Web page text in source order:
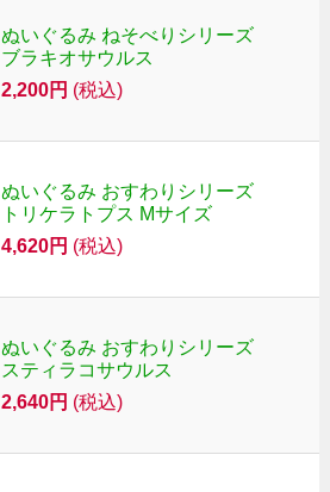
ぬいぐるみ ねそべりシリーズ
ブラキオサウルス
2,200円 (税込)
ぬいぐるみ おすわりシリーズ
トリケラトプス Mサイズ
4,620円 (税込)
ぬいぐるみ おすわりシリーズ
スティラコサウルス
2,640円 (税込)